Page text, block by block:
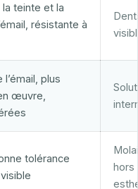
teinte et la
résistante à
plus
œuvre,
tolérance
hors